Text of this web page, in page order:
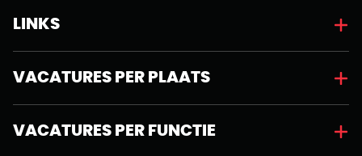
LINKS
VACATURES PER PLAATS
VACATURES PER FUNCTIE